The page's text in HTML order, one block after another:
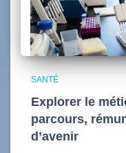
SANTÉ
Explorer le
parcours,
d’avenir